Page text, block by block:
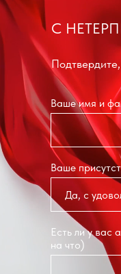
С
Ваше имя и
Ваше
Есть ли у вас
на что)